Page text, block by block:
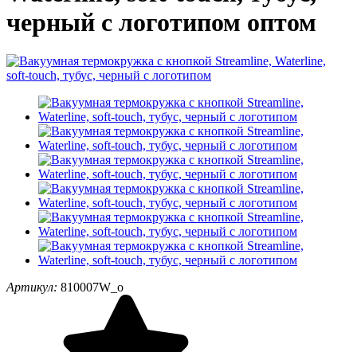
черный с логотипом оптом
Артикул: 810007W_o